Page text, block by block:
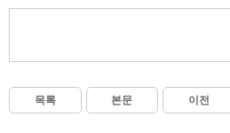
목록 본문 이전